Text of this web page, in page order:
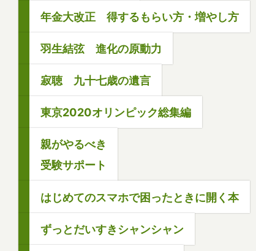
年金大改正 得するもらい方・増やし方
羽生結弦 進化の原動力
寂聴 九十七歳の遺言
東京2020オリンピック総集編
親がやるべき
受験サポート
はじめてのスマホで困ったときに開く本
ずっとだいすきシャンシャン